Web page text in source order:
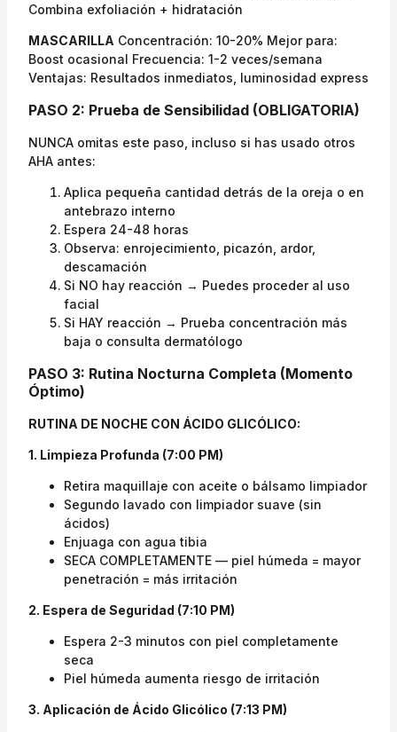
Combina exfoliación + hidratación
MASCARILLA Concentración: 10-20% Mejor para:
Boost ocasional Frecuencia: 1-2 veces/semana
Ventajas: Resultados inmediatos, luminosidad express
PASO 2: Prueba de Sensibilidad (OBLIGATORIA)
NUNCA omitas este paso, incluso si has usado otros
AHA antes:
Aplica pequeña cantidad detrás de la oreja o en
antebrazo interno
Espera 24-48 horas
Observa: enrojecimiento, picazón, ardor,
descamación
Si NO hay reacción → Puedes proceder al uso
facial
Si HAY reacción → Prueba concentración más
baja o consulta dermatólogo
PASO 3: Rutina Nocturna Completa (Momento
Óptimo)
RUTINA DE NOCHE CON ÁCIDO GLICÓLICO:
1. Limpieza Profunda (7:00 PM)
Retira maquillaje con aceite o bálsamo limpiador
Segundo lavado con limpiador suave (sin
ácidos)
Enjuaga con agua tibia
SECA COMPLETAMENTE — piel húmeda = mayor
penetración = más irritación
2. Espera de Seguridad (7:10 PM)
Espera 2-3 minutos con piel completamente
seca
Piel húmeda aumenta riesgo de irritación
3. Aplicación de Ácido Glicólico (7:13 PM)